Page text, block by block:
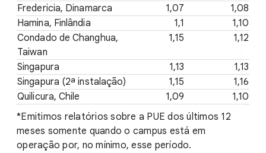
Fredericia, Dinamarca 1,07
1,08
Hamina, Finlândia
1,1
1,10
Condado de Changhua,
Taiwan
1,15 1,12
Singapura 1,13
1,13
Singapura (2ª instalação)
1,15
1,16
Quilicura, Chile
1,09
1,10
*Emitimos relatórios sobre a PUE dos últimos 12
meses somente quando o campus está em
operação por, no mínimo, esse período.